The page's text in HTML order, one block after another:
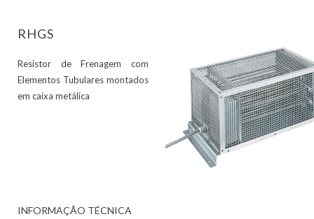
RHGS
Resistor de Frenagem com
Elementos Tubulares montados
em caixa metálica
INFORMAÇÃO TÉCNICA